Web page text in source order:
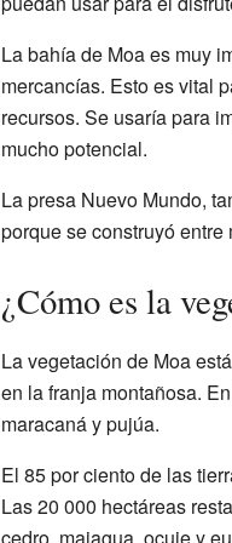
La bahía de Moa es muy
mercancías. Esto es vital
recursos. Se usaría para
mucho potencial.
La presa Nuevo Mundo,
porque se construyó
¿Cómo es la
La vegetación de Moa
en la franja montañosa.
maracaná y pujúa.
El 85 por ciento de las
Las 20 000 hectáreas